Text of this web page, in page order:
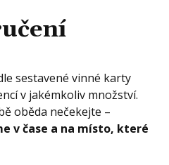
sestavené vinné karty
v jakémkoliv množství.
oběda nečekejte –
v čase a na místo, které